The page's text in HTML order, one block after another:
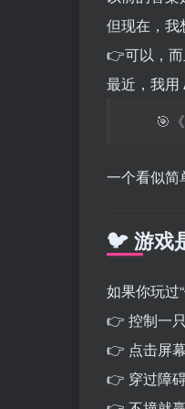
但现在，我
👉可以，而
最近，我用
🎯
一个看似简
🐦 游戏
如果你玩过
👉 控制一
👉 点击屏
👉 穿过障碍